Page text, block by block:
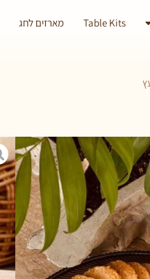
Table Kits מארזים לחג